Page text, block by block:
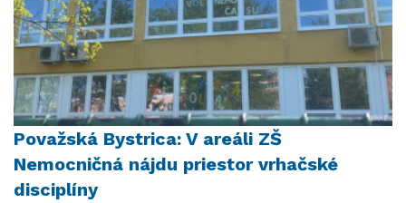
Považská Bystrica: V areáli ZŠ
Nemocničná nájdu priestor vrhačské
disciplíny